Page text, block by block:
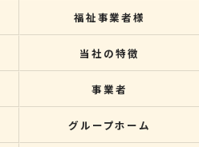
福祉事業者様
当社の特徴
事業者
グループホーム